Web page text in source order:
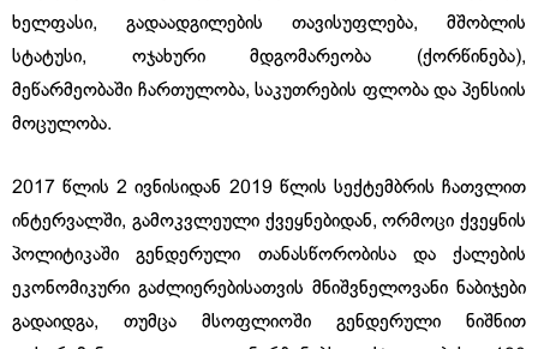
ხელფასი, გადაადგილების თავისუფლება, მშობლის
სტატუსი, ოჯახური მდგომარეობა (ქორწინება),
მეწარმეობაში ჩართულობა, საკუთრების ფლობა და პენსიის
მოცულობა.
2017 წლის 2 ივნისიდან 2019 წლის სექტემბრის ჩათვლით
ინტერვალში, გამოკვლეული ქვეყნებიდან, ორმოცი ქვეყნის
პოლიტიკაში გენდერული თანასწორობისა და ქალების
ეკონომიკური გაძლიერებისათვის მნიშვნელოვანი ნაბიჯები
გადაიდგა, თუმცა მსოფლიოში გენდერული ნიშნით